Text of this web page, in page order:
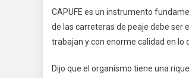
CAPUFE es un instrumento
de las carreteras de peaje debe ser
trabajan y con enorme calidad en lo
Dijo que el organismo tiene una